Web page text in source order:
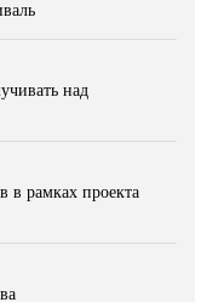
над
в рамках проекта